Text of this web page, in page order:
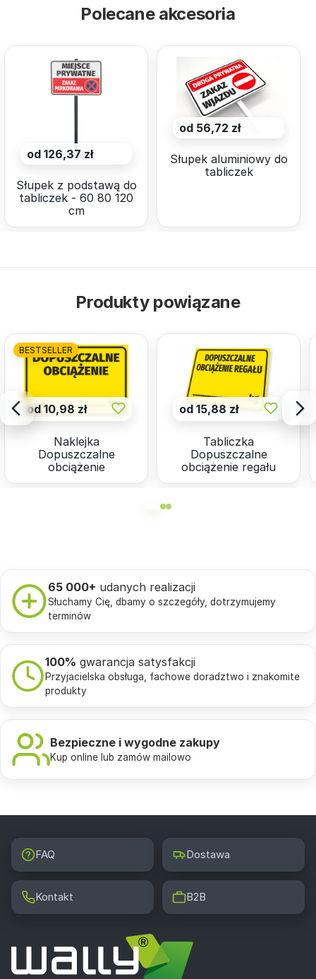
Polecane akcesoria
od 126,37 zł
Słupek z podstawą do
tabliczek - 60 80 120
cm
od 56,72 zł
Słupek aluminiowy do
tabliczek
Produkty powiązane
BESTSELLER
od 10,98 zł
Naklejka
Dopuszczalne
obciążenie
od 15,88 zł
Tabliczka
Dopuszczalne
obciążenie regału
65 000+ udanych realizacji
Słuchamy Cię, dbamy o szczegóły, dotrzymujemy
terminów
100% gwarancja satysfakcji
Przyjacielska obsługa, fachowe doradztwo i znakomite
produkty
Bezpieczne i wygodne zakupy
Kup online lub zamów mailowo
FAQ Dostawa
Kontakt B2B